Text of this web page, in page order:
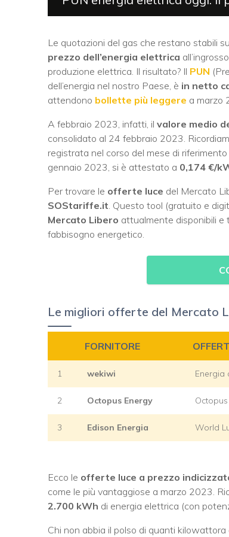
Le quotazioni del gas che restano stabili
prezzo dell’energia elettrica
produzione elettrica. Il risultato? Il PUN
dell’energia nel nostro Paese, è in netto
attendono bollette più leggere a marzo
A febbraio 2023, infatti, il valore medio
consolidato al 24 febbraio 2023.
registrata nel corso del mese di
gennaio 2023, si è attestato a 0,174 €/
Per trovare le offerte luce del Mercato
SOStariffe.it. Questo tool (gratuito e
Mercato Libero attualmente disponibili e
fabbisogno energetico.
Le migliori offerte del Mercato
FORNITORE
1 wekiwi Energia
2 Octopus Energy
3 Edison Energia World
Ecco le offerte luce a prezzo
come le più vantaggiose a marzo 2023.
2.700 kWh di energia elettrica (con
Chi non abbia il polso di quanti